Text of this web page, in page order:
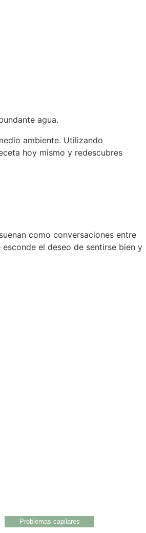
agua.
ambiente. Utilizando
hoy mismo y redescubres
como conversaciones entre
el deseo de sentirse bien y
Problemas capilares